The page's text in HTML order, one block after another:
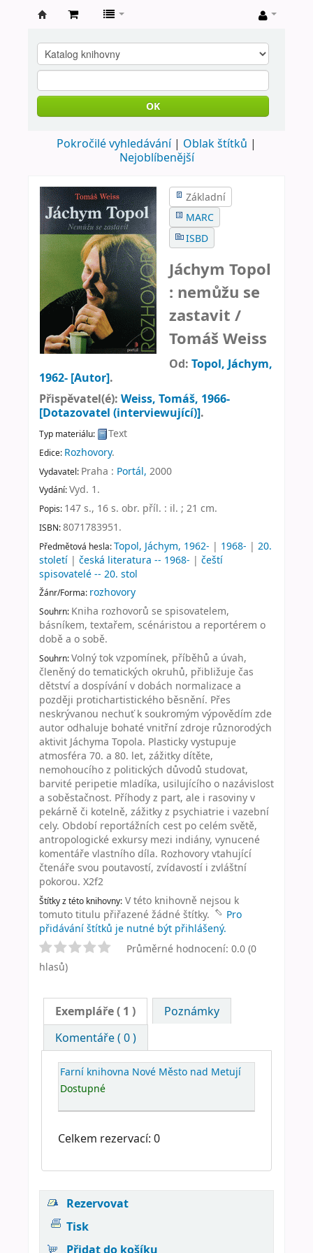
knihovna
Nové
Město
Metují
OK
Pokročilé vyhledávání
Oblak štítků
Nejoblíbenější
Základní
MARC
ISBD
Jáchym Topol
: nemůžu se
zastavit /
Tomáš Weiss
Od: Topol, Jáchym,
1962- [Autor].
Přispěvatel(é): Weiss, Tomáš, 1966-
[Dotazovatel (interviewující)].
Typ materiálu: Text
Edice: Rozhovory.
Vydavatel: Praha : Portál, 2000
Vydání:Vyd. 1 .
Popis: 147 s., 16 s. obr. příl. : il. ; 21 cm.
ISBN:8071783951.
Předmětová hesla:Topol, Jáchym, 1962- | 1968- | 20.
století | česká literatura -- 1968- | čeští
spisovatelé -- 20. stol
Žánr/Forma: rozhovory
Souhrn: Kniha rozhovorů se spisovatelem,
básníkem, textařem, scénáristou a reportérem o
době a o sobě.
Souhrn:Volný tok vzpomínek, příběhů a úvah,
členěný do tematických okruhů, přibližuje čas
dětství a dospívání v dobách normalizace a
později protichartistického běsnění. Přes
neskrývanou nechuť k soukromým výpovědím zde
autor odhaluje bohaté vnitřní zdroje různorodých
aktivit Jáchyma Topola. Plasticky vystupuje
atmosféra 70. a 80. let, zážitky dítěte,
nemohoucího z politických důvodů studovat,
barvité peripetie mladíka, usilujícího o nazávislost
a soběstačnost. Příhody z part, ale i rasoviny v
pekárně či kotelně, zážitky z psychiatrie i vazební
cely. Období reportážních cest po celém světě,
antropologické exkursy mezi indiány, vynucené
komentáře vlastního díla. Rozhovory vtahující
čtenáře svou poutavostí, zvídavostí i zvláštní
pokorou. X2f2
Štítky z této knihovny: V této knihovně nejsou k
tomuto titulu přiřazené žádné štítky.
Pro
přidávání štítků je nutné být přihlášený.
Průměrné hodnocení: 0.0 (0
hlasů)
Exempláře( 1 )
Poznámky
Komentáře ( 0 )
Farní knihovna Nové Město nad Metují
Dostupné
Celkem rezervací: 0
Rezervovat
Tisk
Přidat do košíku